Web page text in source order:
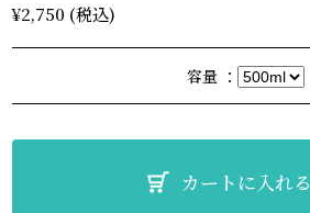
¥2,750 (税込)
容量 ：
カートに入れる